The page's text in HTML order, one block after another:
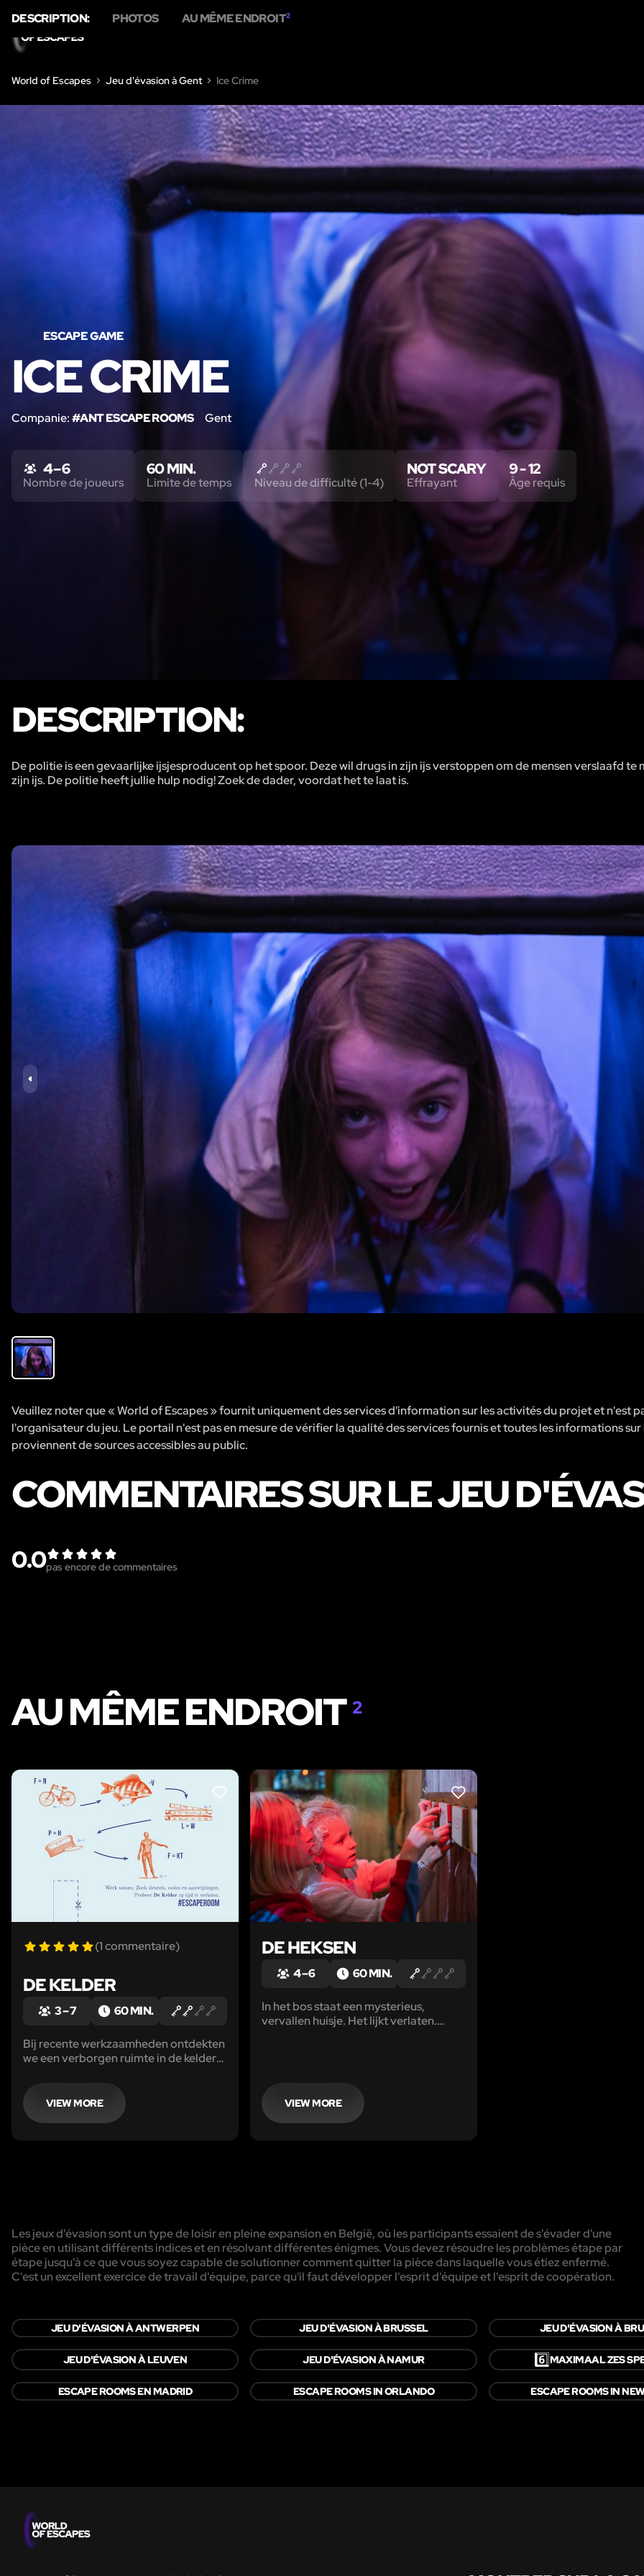
World of Escapes Jeu d'évasion à Gent Ice Crime
ESCAPE GAME
ICE CRIME
Companie:#ANT ESCAPE ROOMS Gent
DESCRIPTION: PHOTOS AU MÊME ENDROIT2
4 – 6
Nombre de joueurs
60 MIN.
Limite de temps Niveau de difficulté (1-4)
NOT SCARY
Effrayant
9 - 12
Âge requis
DESCRIPTION:
De politie is een gevaarlijke ijsjesproducent op het spoor. Deze wil drugs in zijn ijs verstoppen om de mensen verslaafd te
zijn ijs. De politie heeft jullie hulp nodig! Zoek de dader, voordat het te laat is.
Veuillez noter que « World of Escapes » fournit uniquement des services d'information sur les activités du projet et n'est
l'organisateur du jeu. Le portail n'est pas en mesure de vérifier la qualité des services fournis et toutes les informations
proviennent de sources accessibles au public.
COMMENTAIRES SUR LE JEU
0.0pas encore de commentaires
AU MÊME ENDROIT 2
LIKE
(1 commentaire)
DE KELDER
3 – 7 60 MIN.
Bij recente werkzaamheden ontdekten
we een verborgen ruimte in de kelder
er al meer dan 50 jaar niemand
geweest is. Help ons om de geheimen
van deze kelder te ontsluieren.
VIEW MORE
LIKE
DE HEKSEN
4 – 6 60 MIN.
In het bos staat een mysterieus,
vervallen huisje. Het lijkt verlaten.
helpt je.
VIEW MORE
Les jeux d'évasion sont un type de loisir en pleine expansion en België, où les participants essaient de s'évader d'une
pièce en utilisant différents indices et en résolvant différentes énigmes. Vous devez résoudre les problèmes étape par
étape jusqu'à ce que vous soyez capable de solutionner comment quitter la pièce dans laquelle vous étiez enfermé.
C'est un excellent exercice de travail d'équipe, parce qu'il faut développer l'esprit d'équipe et l'esprit de coopération.
JEU D'ÉVASION À ANTWERPEN JEU D'ÉVASION À BRUSSEL JEU D'ÉVASION À
JEU D'ÉVASION À LEUVEN JEU D'ÉVASION À NAMUR 6️⃣MAXIMAAL ZES
ESCAPE ROOMS EN MADRID ESCAPE ROOMS IN ORLANDO ESCAPE ROOMS IN